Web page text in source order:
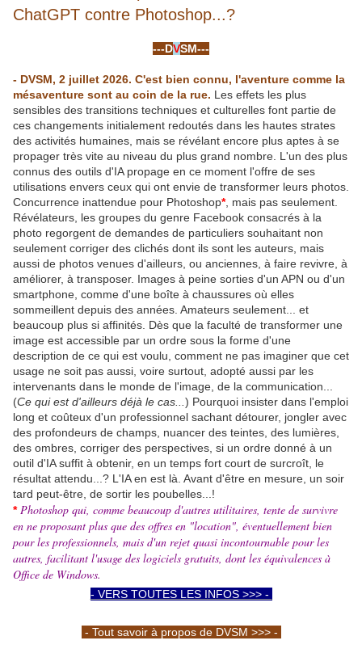
ChatGPT contre Photoshop...?
---DVSM---
- DVSM, 2 juillet 2026. C'est bien connu, l'aventure comme la
mésaventure sont au coin de la rue. Les effets les plus
sensibles des transitions techniques et culturelles font partie de
ces changements initialement redoutés dans les hautes strates
des activités humaines, mais se révélant encore plus aptes à se
propager très vite au niveau du plus grand nombre. L'un des plus
connus des outils d'IA propage en ce moment l'offre de ses
utilisations envers ceux qui ont envie de transformer leurs photos.
Concurrence inattendue pour Photoshop*, mais pas seulement.
Révélateurs, les groupes du genre Facebook consacrés à la
photo regorgent de demandes de particuliers souhaitant non
seulement corriger des clichés dont ils sont les auteurs, mais
aussi de photos venues d'ailleurs, ou anciennes, à faire revivre, à
améliorer, à transposer. Images à peine sorties d'un APN ou d'un
smartphone, comme d'une boîte à chaussures où elles
sommeillent depuis des années. Amateurs seulement... et
beaucoup plus si affinités. Dès que la faculté de transformer une
image est accessible par un ordre sous la forme d'une
description de ce qui est voulu, comment ne pas imaginer que cet
usage ne soit pas aussi, voire surtout, adopté aussi par les
intervenants dans le monde de l'image, de la communication...
(Ce qui est d'ailleurs déjà le cas... ) Pourquoi insister dans l'emploi
long et coûteux d'un professionnel sachant détourer, jongler avec
des profondeurs de champs, nuancer des teintes, des lumières,
des ombres, corriger des perspectives, si un ordre donné à un
outil d'IA suffit à obtenir, en un temps fort court de surcroît, le
résultat attendu...? L'IA en est là. Avant d'être en mesure, un soir
tard peut-être, de sortir les poubelles...!
* Photoshop qui, comme beaucoup d'autres utilitaires, tente de survivre
en ne proposant plus que des offres en "location", éventuellement bien
pour les professionnels, mais d'un rejet quasi incontournable pour les
autres, facilitant l'usage des logiciels gratuits, dont les équivalences à
Office de Windows.
- VERS TOUTES LES INFOS >>> -
- Tout savoir à propos de DVSM >>> -